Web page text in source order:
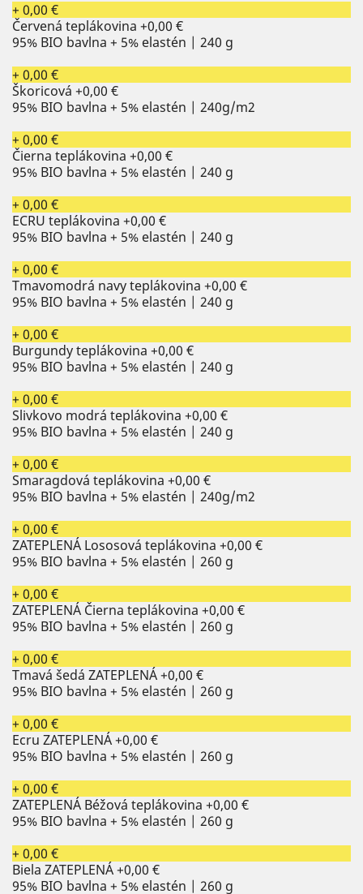
+ 0,00 €
Červená teplákovina +0,00 €
95% BIO bavlna + 5% elastén | 240 g
+ 0,00 €
Škoricová +0,00 €
95% BIO bavlna + 5% elastén | 240g/m2
+ 0,00 €
Čierna teplákovina +0,00 €
95% BIO bavlna + 5% elastén | 240 g
+ 0,00 €
ECRU teplákovina +0,00 €
95% BIO bavlna + 5% elastén | 240 g
+ 0,00 €
Tmavomodrá navy teplákovina +0,00 €
95% BIO bavlna + 5% elastén | 240 g
+ 0,00 €
Burgundy teplákovina +0,00 €
95% BIO bavlna + 5% elastén | 240 g
+ 0,00 €
Slivkovo modrá teplákovina +0,00 €
95% BIO bavlna + 5% elastén | 240 g
+ 0,00 €
Smaragdová teplákovina +0,00 €
95% BIO bavlna + 5% elastén | 240g/m2
+ 0,00 €
ZATEPLENÁ Lososová teplákovina +0,00 €
95% BIO bavlna + 5% elastén | 260 g
+ 0,00 €
ZATEPLENÁ Čierna teplákovina +0,00 €
95% BIO bavlna + 5% elastén | 260 g
+ 0,00 €
Tmavá šedá ZATEPLENÁ+0,00 €
95% BIO bavlna + 5% elastén | 260 g
+ 0,00 €
Ecru ZATEPLENÁ+0,00 €
95% BIO bavlna + 5% elastén | 260 g
+ 0,00 €
ZATEPLENÁ Béžová teplákovina +0,00 €
95% BIO bavlna + 5% elastén | 260 g
+ 0,00 €
Biela ZATEPLENÁ+0,00 €
95% BIO bavlna + 5% elastén | 260 g